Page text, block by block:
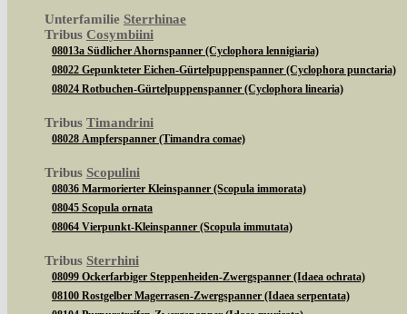
Unterfamilie Sterrhinae
Tribus Cosymbiini
08013a Südlicher Ahornspanner (Cyclophora lennigiaria)
08022 Gepunkteter Eichen-Gürtelpuppenspanner (Cyclophora punctaria)
08024 Rotbuchen-Gürtelpuppenspanner (Cyclophora linearia)
Tribus Timandrini
08028 Ampferspanner (Timandra comae)
Tribus Scopulini
08036 Marmorierter Kleinspanner (Scopula immorata)
08045 Scopula ornata
08064 Vierpunkt-Kleinspanner (Scopula immutata)
Tribus Sterrhini
08099 Ockerfarbiger Steppenheiden-Zwergspanner (Idaea ochrata)
08100 Rostgelber Magerrasen-Zwergspanner (Idaea serpentata)